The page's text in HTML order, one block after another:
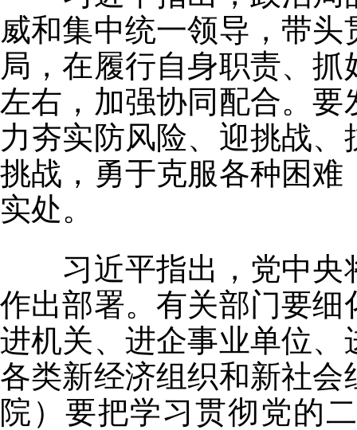
威和集中统一领导，带
局，在履行自身职责、
左右，加强协同配合。
力夯实防风险、迎挑战
挑战，勇于克服各种困
实处。
习近平指出，党中央
作出部署。有关部门要
进机关、进企事业单位
各类新经济组织和新社
院）要把学习贯彻党的